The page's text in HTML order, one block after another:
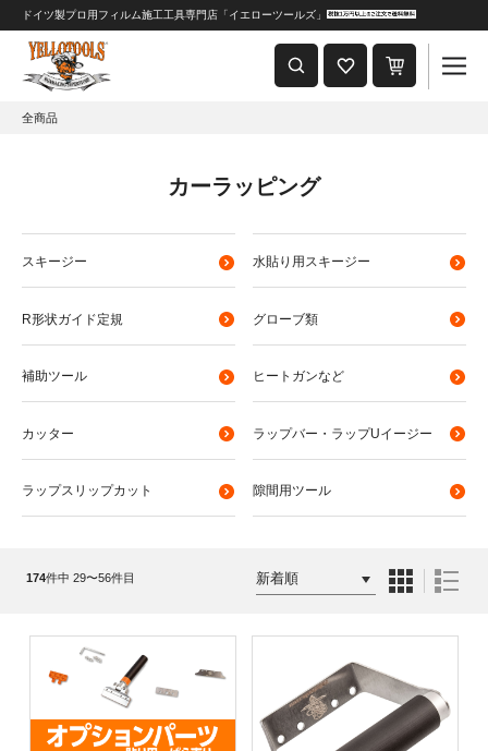
重要なおしらせ
2024年8月1日 価格改定につきまして
ドイツ製プロ用フィルム施工工具専門店「イエローツールズ」
全商品
カーラッピング
スキージー 水貼り用スキージー
R形状ガイド定規 グローブ類
補助ツール ヒートガンなど
カッター ラップバー・ラップUイージー
ラップスリップカット 隙間用ツール
174件中 29〜56件目